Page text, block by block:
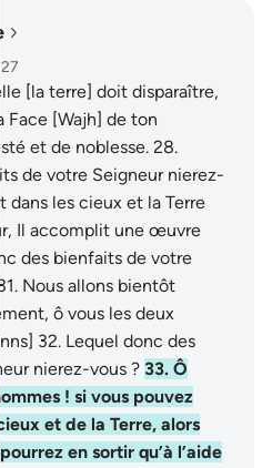
[la terre] doit disparaître,
Face [Wajh] de ton
et de noblesse. 28.
de votre Seigneur nierez-
dans les cieux et la Terre
Il accomplit une œuvre
des bienfaits de votre
. Nous allons bientôt
ô vous les deux
32. Lequel donc des
nierez-vous ? 33. Ô
! si vous pouvez
et de la Terre, alors
en sortir qu’à l’aide